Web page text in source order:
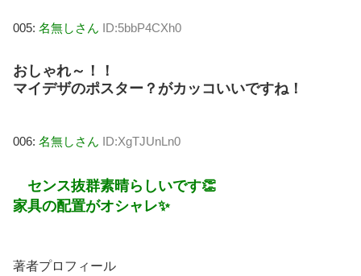
005: 名無しさん ID:5bbP4CXh0
おしゃれ～！！
マイデザのポスター？がカッコいいですね！
006: 名無しさん ID:XgTJUnLn0
センス抜群素晴らしいです👏
家具の配置がオシャレ✨
著者プロフィール